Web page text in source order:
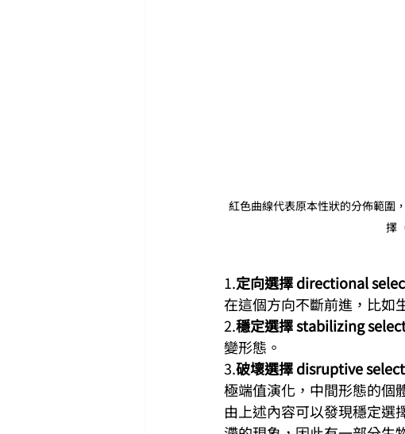
紅色曲線代表原本性狀的分佈範圍
擇
1.定向選擇 directional
在這個方向不斷前進，比如
2.穩定選擇 stabilizing
變形態。
3.破壞選擇 disruptive
極端值演化，中間形態的個
由上述內容可以發現穩定選